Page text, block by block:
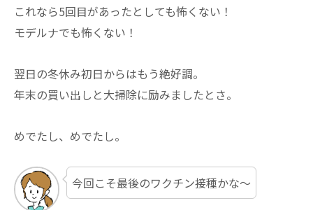
これなら5回目があったとしても怖くない！
モデルナでも怖くない！
翌日の冬休み初日からはもう絶好調。
年末の買い出しと大掃除に励みましたとさ。
めでたし、めでたし。
今回こそ最後のワクチン接種かな～